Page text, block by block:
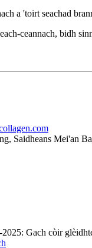
a 'toirt seachad
ceannach, bidh
Saidheans Mei'an
Gach còir